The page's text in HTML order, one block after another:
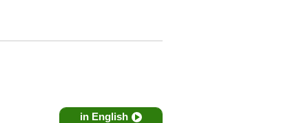
in English